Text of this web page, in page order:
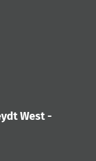
West -